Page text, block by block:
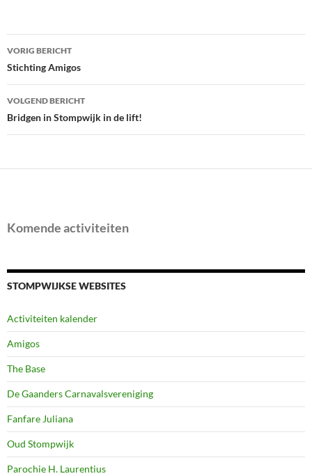
Bericht
navigatie
VORIG BERICHT
Stichting Amigos
VOLGEND BERICHT
Bridgen in Stompwijk in de lift!
Komende activiteiten
STOMPWIJKSE WEBSITES
Activiteiten kalender
Amigos
The Base
De Gaanders Carnavalsvereniging
Fanfare Juliana
Oud Stompwijk
Parochie H. Laurentius